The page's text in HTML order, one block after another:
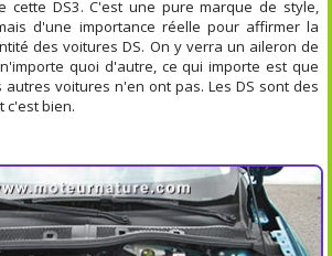
cette DS3. C'est une pure marque de style,
d'une importance réelle pour affirmer la
des voitures DS. On y verra un aileron de
quoi d'autre, ce qui importe est que
autres voitures n'en ont pas. Les DS sont des
c'est bien.